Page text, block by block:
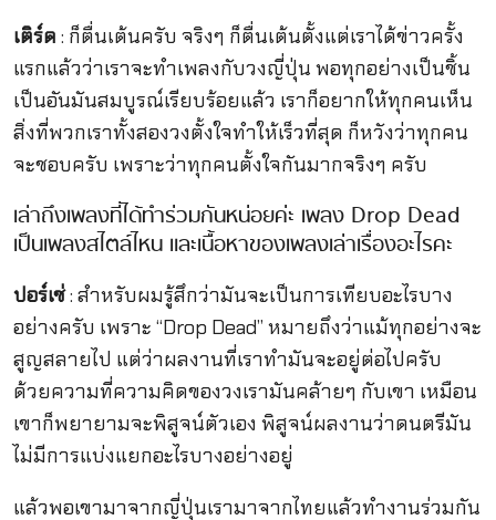
เติร์ด : ก็ตื่นเต้นครับ จริงๆ ก็ตื่นเต้นตั้งแต่เราได้ข่าวครั้ง
แรกแล้วว่าเราจะทำเพลงกับวงญี่ปุ่น พอทุกอย่างเป็นชิ้น
เป็นอันมันสมบูรณ์เรียบร้อยแล้ว เราก็อยากให้ทุกคนเห็น
สิ่งที่พวกเราทั้งสองวงตั้งใจทำให้เร็วที่สุด ก็หวังว่าทุกคน
จะชอบครับ เพราะว่าทุกคนตั้งใจกันมากจริงๆ ครับ
เล่าถึงเพลงที่ได้ทำร่วมกันหน่อยค่ะ เพลง Drop Dead
เป็นเพลงสไตล์ไหน และเนื้อหาของเพลงเล่าเรื่องอะไรคะ
ปอร์เช่: สำหรับผมรู้สึกว่ามันจะเป็นการเทียบอะไรบาง
อย่างครับ เพราะ “Drop Dead” หมายถึงว่าแม้ทุกอย่างจะ
สูญสลายไป แต่ว่าผลงานที่เราทำมันจะอยู่ต่อไปครับ
ด้วยความที่ความคิดของวงเรามันคล้ายๆ กับเขา เหมือน
เขาก็พยายามจะพิสูจน์ตัวเอง พิสูจน์ผลงานว่าดนตรีมัน
ไม่มีการแบ่งแยกอะไรบางอย่างอยู่
แล้วพอเขามาจากญี่ปุ่นเรามาจากไทยแล้วทำงานร่วมกัน